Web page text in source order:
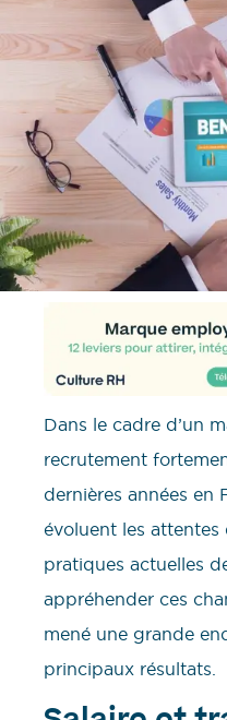
Dans le cadre d’un
recrutement
dernières années en
évoluent les attentes
pratiques actuelles
appréhender ces
mené une grande
principaux résultats.